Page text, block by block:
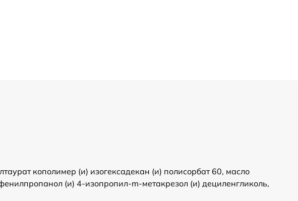
кополимер (и) изогексадекан (и) полисорбат 60, масло
(и) 4-изопропил-m-метакрезол (и) дециленгликоль,